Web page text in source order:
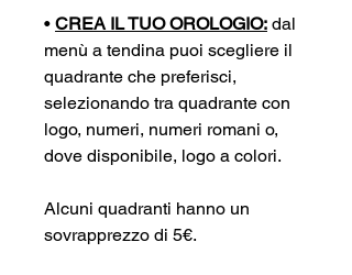
• CREA IL TUO OROLOGIO: dal
menù a tendina puoi scegliere il
quadrante che preferisci,
selezionando tra quadrante con
logo, numeri, numeri romani o,
dove disponibile, logo a colori.
Alcuni quadranti hanno un
sovrapprezzo di 5€.